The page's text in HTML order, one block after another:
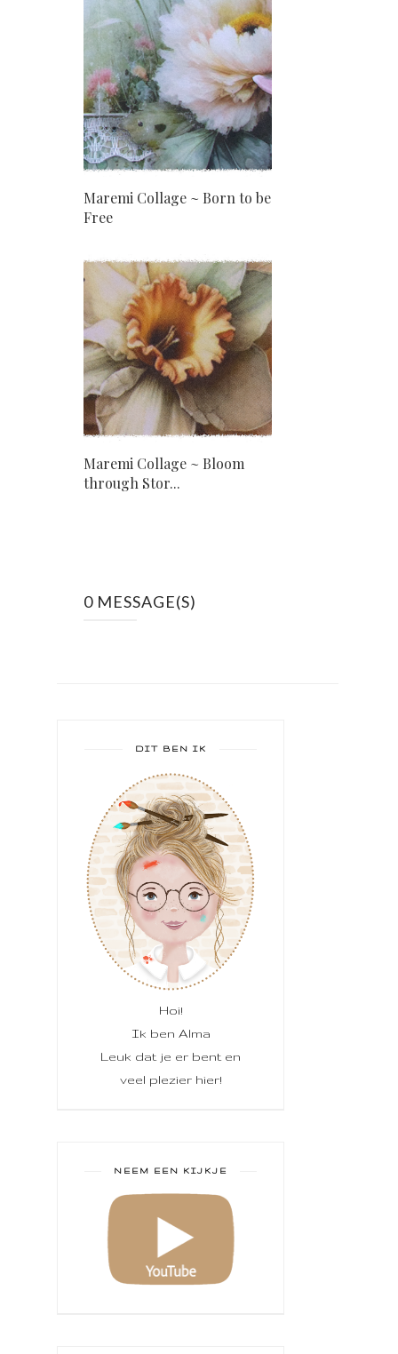
Maremi Collage ~ Born to be
Free
Maremi Collage ~ Bloom
through Stor...
0 MESSAGE(S)
DIT BEN IK
Hoi!
Ik ben Alma
Leuk dat je er bent en
veel plezier hier!
NEEM EEN KIJKJE